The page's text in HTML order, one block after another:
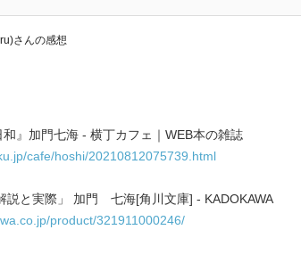
さんの感想
和』加門七海 - 横丁カフェ｜WEB本の雑誌
cafe/hoshi/20210812075739.html
説と実際」 加門 七海[角川文庫] - KADOKAWA
product/321911000246/